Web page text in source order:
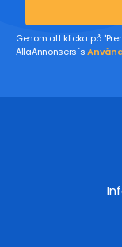
Genom att klicka på
AllaAnnonsers´s